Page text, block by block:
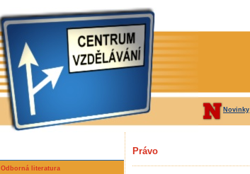
Novinky
Odborná literatura
Právo